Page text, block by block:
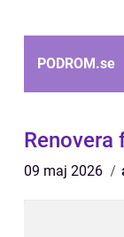
PODROM.se
Renovera
09 maj 2026